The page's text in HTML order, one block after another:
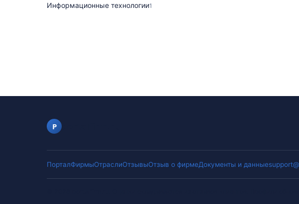
Информационные технологии1
P
ПорталФирмыОтраслиОтзывыОтзыв о фирмеДокументы и данные